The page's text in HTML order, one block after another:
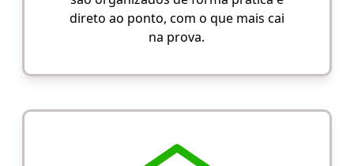
direto ao ponto, com o que mais cai
na prova.